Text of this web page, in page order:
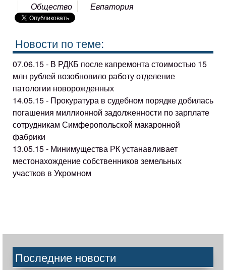
Общество Евпатория
Новости по теме:
07.06.15 - В РДКБ после капремонта стоимостью 15
млн рублей возобновило работу отделение
патологии новорожденных
14.05.15 - Прокуратура в судебном порядке добилась
погашения миллионной задолженности по зарплате
сотрудникам Симферопольской макаронной
фабрики
13.05.15 - Минимущества РК устанавливает
местонахождение собственников земельных
участков в Укромном
Последние новости